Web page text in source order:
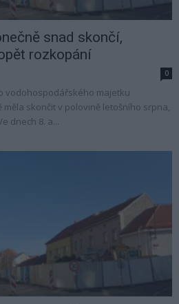
snad skončí,
rozkopání
0
vodohospodářského majetku
skončit v polovině letošního srpna,
dnech 8. a...